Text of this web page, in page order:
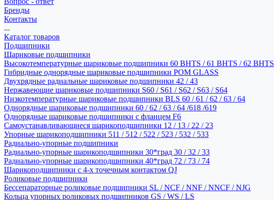
Бренды
Контакты
...
Каталог товаров
Подшипники
Шариковые подшипники
Высокотемпературные шариковые подшипники 60 BHTS / 61 BHTS / 62 BHTS
Гибридные однорядные шариковые подшипники POM GLASS
Двухрядные радиальные шариковые подшипники 42 / 43
Нержавеющие шариковые подшипники S60 / S61 / S62 / S63 / S64
Низкотемпературные шариковые подшипники BLS 60 / 61 / 62 / 63 / 64
Однорядные шариковые подшипники 60 / 62 / 63 / 64 /618 /619
Однорядные шариковые подшипники с фланцем F6
Самоустанавливающиеся шарикоподшипники 12 / 13 / 22 / 23
Упорные шарикоподшипники 511 / 512 / 522 / 523 / 532 / 533
Радиально-упорные подшипники
Радиально-упорные шарикоподшипники 30*град 30 / 32 / 33
Радиально-упорные шарикоподшипники 40*град 72 / 73 / 74
Шарикоподшипники с 4-х точечным контактом QJ
Роликовые подшипники
Бессепараторные роликовые подшипники SL / NCF / NNF / NNCF / NJG
Кольца упорных роликовых подшипников GS / WS / LS